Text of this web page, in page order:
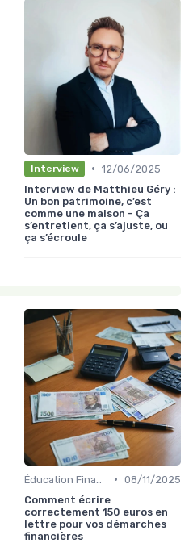
Interview • 12/06/2025
Interview de Matthieu Géry :
Un bon patrimoine, c’est
comme une maison - Ça
s’entretient, ça s’ajuste, ou
ça s’écroule
• 08/11/2025
Comment écrire
correctement 150 euros en
lettre pour vos démarches
financières